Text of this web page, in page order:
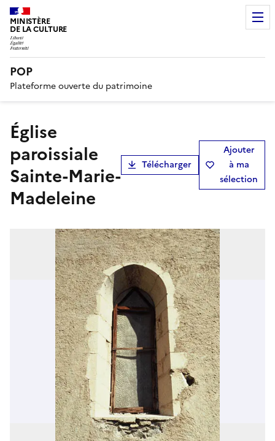
MINISTÈRE
DE LA CULTURE
POP
Plateforme ouverte du patrimoine
église
paroissiale
Sainte-Marie-
Madeleine
Télécharger
Ajouter
à ma
sélection